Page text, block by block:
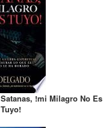
Satanas, !mi Milagro No Es
Tuyo!